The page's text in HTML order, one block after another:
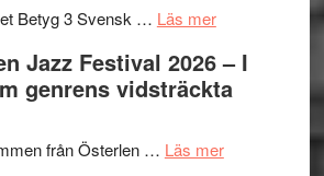
Frankenshtey
med
Fox
och
åretsFilmstadens
stipendium
Betyg 3 Svensk … Läs merom
Det
grönaste
–
Jazz Festival 2026 – I
genrens vidsträckta
från Österlen … Läs merom